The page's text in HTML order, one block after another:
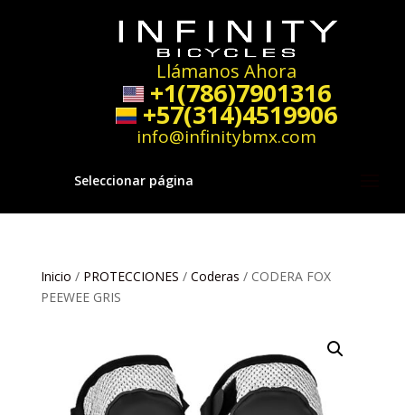
Llámanos Ahora
+1(786)7901316
+57(314)4519906
info@infinitybmx.com
Seleccionar página
Inicio / PROTECCIONES / Coderas / CODERA FOX
PEEWEE GRIS